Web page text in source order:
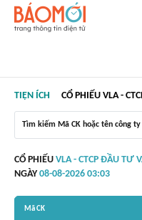
TIỆN ÍCH CỔ PHIẾU VLA -
Tìm kiếm Mã CK hoặc tên công ty
CỔ PHIẾU VLA - CTCP ĐẦU TƯ
NGÀY 08-08-2026 03:03
Mã CK